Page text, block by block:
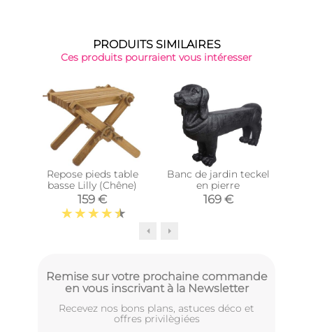
PRODUITS SIMILAIRES
Ces produits pourraient vous intéresser
Repose pieds table
basse Lilly (Chêne)
159 €
Banc de jardin teckel
en pierre
169 €
Remise sur votre prochaine commande
en vous inscrivant à la Newsletter
Recevez nos bons plans, astuces déco et
offres privilègiées